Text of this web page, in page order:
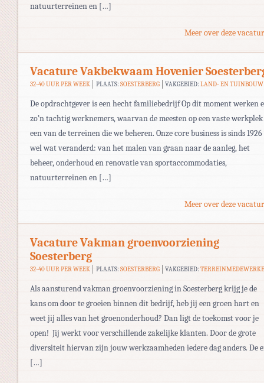
natuurterreinen en […]
Meer over deze
Vacature Vakbekwaam Hovenier
32-40 UUR PER WEEK PLAATS: SOESTERBERG VAKGEBIED:LAND- EN TUINBOUW
De opdrachtgever is een hecht familiebedrijf Op dit moment werken
zo’n tachtig werknemers, waarvan de meesten op een vaste
een van de terreinen die we beheren. Onze core business is sinds 1926
wel wat veranderd: van het malen van graan naar de aanleg, het
beheer, onderhoud en renovatie van sportaccommodaties,
natuurterreinen en […]
Meer over deze
Vacature Vakman groenvoorziening
Soesterberg
32-40 UUR PER WEEK PLAATS: SOESTERBERG VAKGEBIED:
Als aansturend vakman groenvoorziening in Soesterberg krijg je de
kans om door te groeien binnen dit bedrijf, heb jij een groen hart en
weet jij alles van het groenonderhoud? Dan ligt de toekomst voor je
open! Jij werkt voor verschillende zakelijke klanten. Door de grote
diversiteit hiervan zijn jouw werkzaamheden iedere dag anders. De
[…]